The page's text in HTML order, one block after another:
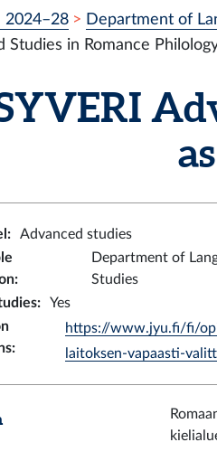
2024–28
Department of
Studies in Romance
: Advanced studies
:
Department of
Studies
: Yes
:
https://www.jyu.fi/fi/
laitoksen-vapaasti-